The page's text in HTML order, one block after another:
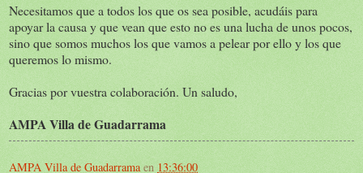
Necesitamos que a todos los que os sea posible, acudáis para
apoyar la causa y que vean que esto no es una lucha de unos pocos,
sino que somos muchos los que vamos a pelear por ello y los que
queremos lo mismo.
Gracias por vuestra colaboración. Un saludo,
AMPA Villa de Guadarrama
AMPA Villa de Guadarrama en 13:36:00